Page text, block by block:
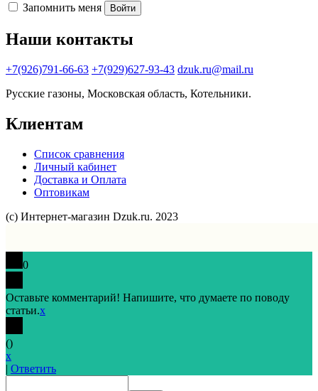
Запомнить меня Войти
Наши контакты
+7(926)791-66-63 +7(929)627-93-43 dzuk.ru@mail.ru
Русские газоны, Московская область, Котельники.
Клиентам
Список сравнения
Личный кабинет
Доставка и Оплата
Оптовикам
(с) Интернет-магазин Dzuk.ru. 2023
0
Оставьте комментарий! Напишите, что думаете по поводу
статьи.x
()
x
| Ответить